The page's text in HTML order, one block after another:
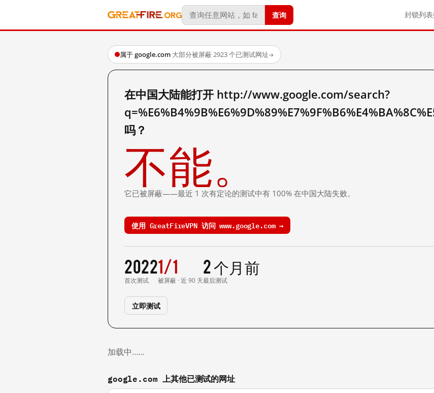
查询 封锁列表
属于 google.com·大部分被屏蔽·2923 个已测试网址→
在中国大陆能打开 http://www.google.com/search?
吗？
不能。
它已被屏蔽——最近 1 次有定论的测试中有 100% 在中国大陆失败。
使用 GreatFireVPN 访问 www.google.com →
2022
首次测试
1/1
被屏蔽 · 近 90 天
2 个月前
最后测试
立即测试
加载中……
google.com 上其他已测试的网址